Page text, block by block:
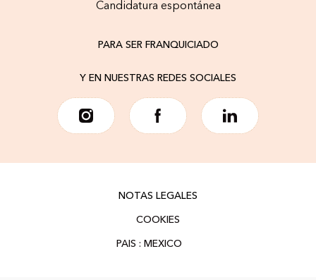
Candidatura espontánea
PARA SER FRANQUICIADO
Y EN NUESTRAS REDES SOCIALES
NOTAS LEGALES
COOKIES